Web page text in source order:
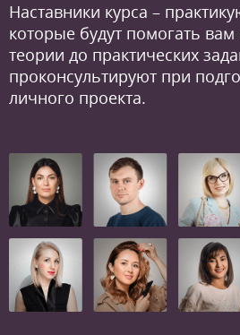
Наставники курса –
которые будут помогать
теории до практических
проконсультируют при
личного проекта.